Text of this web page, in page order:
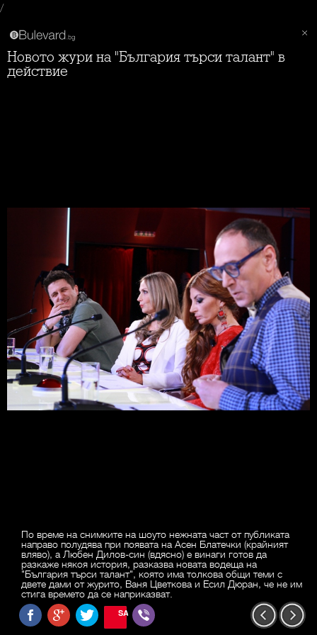
/
Новото жури на "България търси талант" в
действие
По време на снимките на шоуто нежната част от публиката
направо полудява при появата на Асен Блатечки (крайният
вляво), а Любен Дилов-син (вдясно) е винаги готов да
разкаже някоя история, разказва новата водеща на
"България търси талант", която има толкова общи теми с
двете дами от журито, Ваня Цветкова и Есил Дюран, че не им
стига времето да се наприказват.
SAVE